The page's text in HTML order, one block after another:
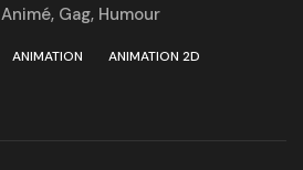
Animé, Gag, Humour
ANIMATION ANIMATION 2D